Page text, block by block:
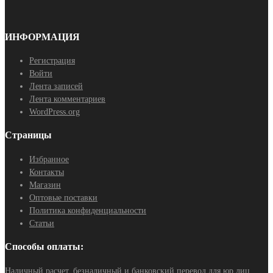
ИНФОРМАЦИЯ
Регистрация
Войти
Лента записей
Лента комментариев
WordPress.org
Страницы
Избранное
Контакты
Магазин
Оптовые поставки
Политика конфиденциальности
Статьи
Способы оплаты:
Наличный расчет, безналичный и банковский перевод для юр.лиц.